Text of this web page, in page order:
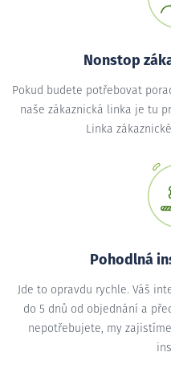
Nonstop
Pokud budete potřebovat
naše zákaznická linka je tu
Linka
Pohodlná
Jde to opravdu rychle. Váš
do 5 dnů od objednání a
nepotřebujete, my